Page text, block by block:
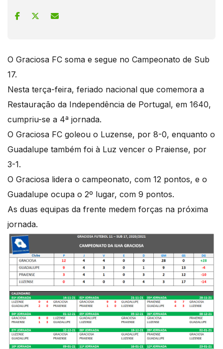
O Graciosa FC soma e segue no Campeonato de Sub
17.
Nesta terça-feira, feriado nacional que comemora a
Restauração da Independência de Portugal, em 1640,
cumpriu-se a 4ª jornada.
O Graciosa FC goleou o Luzense, por 8-0, enquanto o
Guadalupe também foi à Luz vencer o Praiense, por
3-1.
O Graciosa lidera o campeonato, com 12 pontos, e o
Guadalupe ocupa o 2º lugar, com 9 pontos.
As duas equipas da frente medem forças na próxima
jornada.